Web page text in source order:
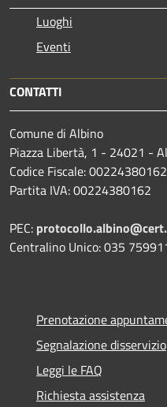
Luoghi
Eventi
CONTATTI
Comune di Albino
Piazza Libertà, 1 - 24021 -
Codice Fiscale: 00224380162
Partita IVA: 00224380162
PEC:
Centralino Unico: 035
Prenotazione
Segnalazione disservizio
Leggi le FAQ
Richiesta assistenza